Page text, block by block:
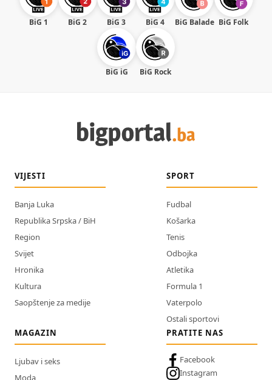
BiG 1 BiG 2 BiG 3 BiG 4 BiG Balade BiG Folk
BiG iG BiG Rock
VIJESTI
Banja Luka
Republika Srpska / BiH
Region
Svijet
Hronika
Kultura
Saopštenje za medije
SPORT
Fudbal
Košarka
Tenis
Odbojka
Atletika
Formula 1
Vaterpolo
Ostali sportovi
MAGAZIN
Ljubav i seks
Moda
PRATITE NAS
Facebook
Instagram